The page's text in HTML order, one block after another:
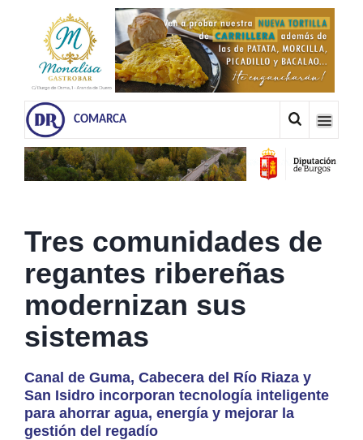
COMARCA
Tres comunidades de
regantes ribereñas
modernizan sus
sistemas
Canal de Guma, Cabecera del Río Riaza y
San Isidro incorporan tecnología inteligente
para ahorrar agua, energía y mejorar la
gestión del regadío